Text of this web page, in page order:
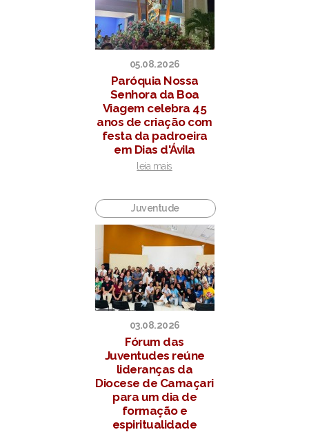
05.08.2026
Paróquia Nossa
Senhora da Boa
Viagem celebra 45
anos de criação com
festa da padroeira
em Dias d'Ávila
leia mais
Juventude
03.08.2026
Fórum das
Juventudes reúne
lideranças da
Diocese de Camaçari
para um dia de
formação e
espiritualidade